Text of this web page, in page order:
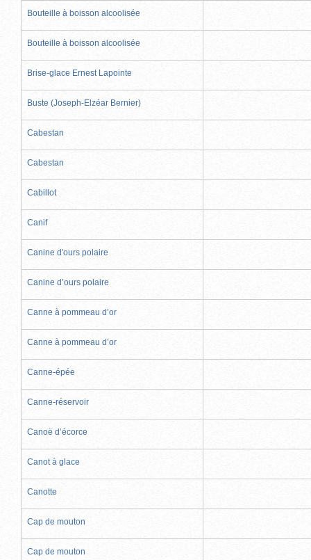
Bouteille à boisson alcoolisée
Bouteille à boisson alcoolisée
Brise-glace Ernest Lapointe
Buste (Joseph-Elzéar Bernier)
Cabestan
Cabestan
Cabillot
Canif
Canine d'ours polaire
Canine d’ours polaire
Canne à pommeau d’or
Canne à pommeau d’or
Canne-épée
Canne-réservoir
Canoë d’écorce
Canot à glace
Canotte
Cap de mouton
Cap de mouton